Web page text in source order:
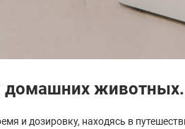
домашних животных.
и дозировку, находясь в